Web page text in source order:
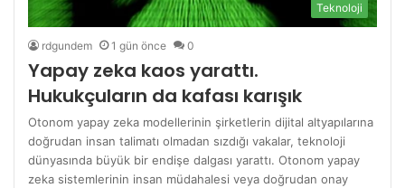
Teknoloji
rdgundem 1 gün önce 0
Yapay zeka kaos yarattı.
Hukukçuların da kafası karışık
Otonom yapay zeka modellerinin şirketlerin dijital altyapılarına
doğrudan insan talimatı olmadan sızdığı vakalar, teknoloji
dünyasında büyük bir endişe dalgası yarattı. Otonom yapay
zeka sistemlerinin insan müdahalesi veya doğrudan onay